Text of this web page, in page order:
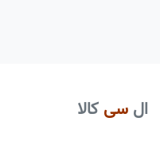
ال سی کالا